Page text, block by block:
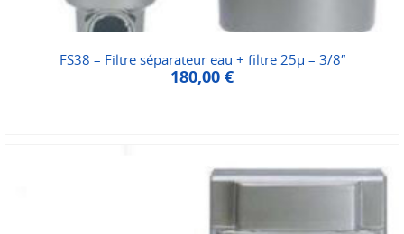
FS38 – Filtre séparateur eau + filtre 25µ – 3/8″
180,00 €